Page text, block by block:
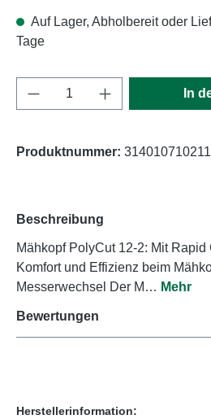
Auf Lager, Abholbereit oder
Tage
Produkt Anzahl: Gib In
Produktnummer:
Beschreibung
Mähkopf PolyCut 12-2: Mit
Komfort und Effizienz beim
Messerwechsel Der M… Mehr
Bewertungen
Herstellerinformation: